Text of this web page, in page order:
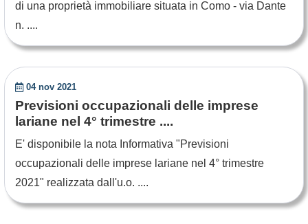
di una proprietà immobiliare situata in Como - via Dante
n. ....
04 nov 2021
Previsioni occupazionali delle imprese
lariane nel 4° trimestre ....
E' disponibile la nota Informativa "Previsioni
occupazionali delle imprese lariane nel 4° trimestre
2021" realizzata dall'u.o. ....